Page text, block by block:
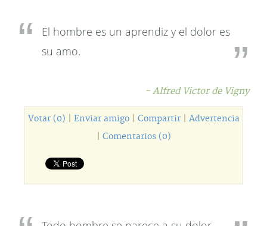
El hombre es un aprendiz y el dolor es
su amo.
- Alfred Victor de Vigny
Votar (0) Enviar amigo| Compartir| Advertencia
Comentarios (0)